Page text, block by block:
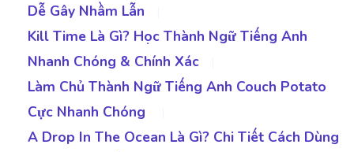
Dễ Gây Nhầm Lẫn
Kill Time Là Gì? Học Thành Ngữ Tiếng Anh
Nhanh Chóng & Chính Xác
Làm Chủ Thành Ngữ Tiếng Anh Couch Potato
Cực Nhanh Chóng
A Drop In The Ocean Là Gì? Chi Tiết Cách Dùng